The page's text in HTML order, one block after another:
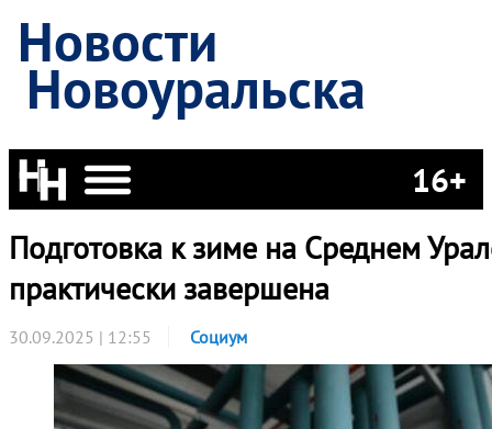
Новости
Новоуральска
16+
Подготовка к зиме на Среднем
практически завершена
30.09.2025 | 12:55 Социум